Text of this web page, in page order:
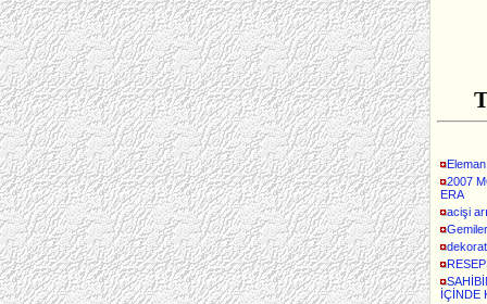
Eleman
2007
ERA
acişi
İÇİNDE